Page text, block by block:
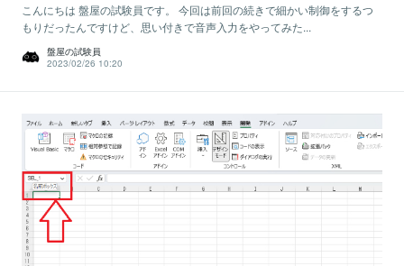
こんにちは 盤屋の試験員です。 今回は前回の続きで細かい制御をするつ
もりだったんですけど、思い付きで音声入力をやってみた...
盤屋の試験員
2023/02/26 10:20